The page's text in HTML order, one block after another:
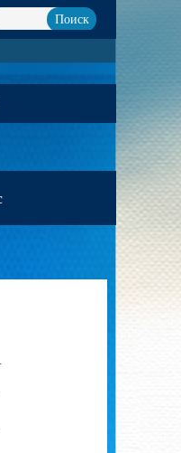
Поиск